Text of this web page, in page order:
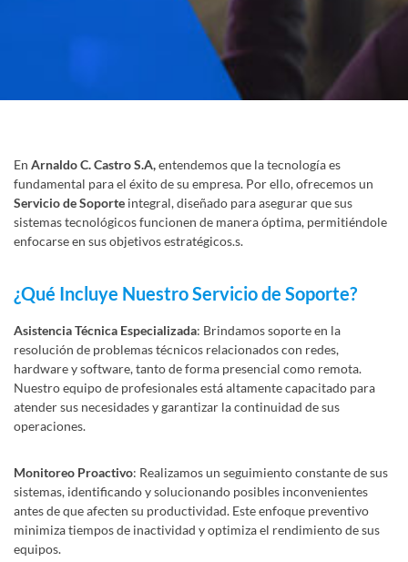
En Arnaldo C. Castro S.A,entendemos que la tecnología es
fundamental para el éxito de su empresa. Por ello, ofrecemos un
Servicio de Soporte integral, diseñado para asegurar que sus
sistemas tecnológicos funcionen de manera óptima, permitiéndole
enfocarse en sus objetivos estratégicos.s.
¿Qué Incluye Nuestro Servicio de Soporte?
Asistencia Técnica Especializada: Brindamos soporte en la
resolución de problemas técnicos relacionados con redes,
hardware y software, tanto de forma presencial como remota.
Nuestro equipo de profesionales está altamente capacitado para
atender sus necesidades y garantizar la continuidad de sus
operaciones.
Monitoreo Proactivo: Realizamos un seguimiento constante de sus
sistemas, identificando y solucionando posibles inconvenientes
antes de que afecten su productividad. Este enfoque preventivo
minimiza tiempos de inactividad y optimiza el rendimiento de sus
equipos.